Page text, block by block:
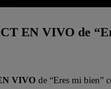
EN VIVO de
VIVO de “Eres mi bien”